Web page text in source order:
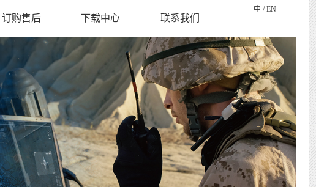
订购售后 下载中心 联系我们
中 /EN